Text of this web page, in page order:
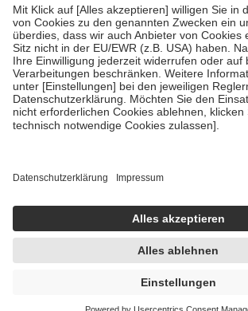
Um das Engagement der Versicherten für ihre
stärken und die besondere Stellung der Familie
fallenkeine Zuzahlungen an bei:
• Kindern und Jugendlichen bis zum
mit Ausnahme der Fahrkosten
• Untersuchungen zur Vorsorge und
GKV getragen werden
• empfohlenen Schutzimpfungen
Wir nutzen Trusted Shops als unabhängigen
getroffen, um sicherzustellen, dass es sich um
handelt. Mehr Informationen findest du hier:
https://help.etrusted.com/hc/de/articles/
Einige Bilder und Inhalte wurden unter